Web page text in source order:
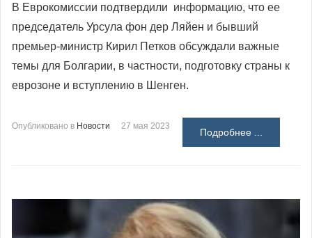
В Еврокомиссии подтвердили информацию, что ее
председатель Урсула фон дер Ляйен и бывший
премьер-министр Кирил Петков обсуждали важные
темы для Болгарии, в частности, подготовку страны к
еврозоне и вступлению в Шенген.
Опубликовано в Новости 27 мая 2023
Подробнее ...